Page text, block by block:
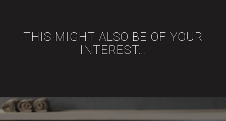
THIS MIGHT ALSO BE OF YOUR
INTEREST…